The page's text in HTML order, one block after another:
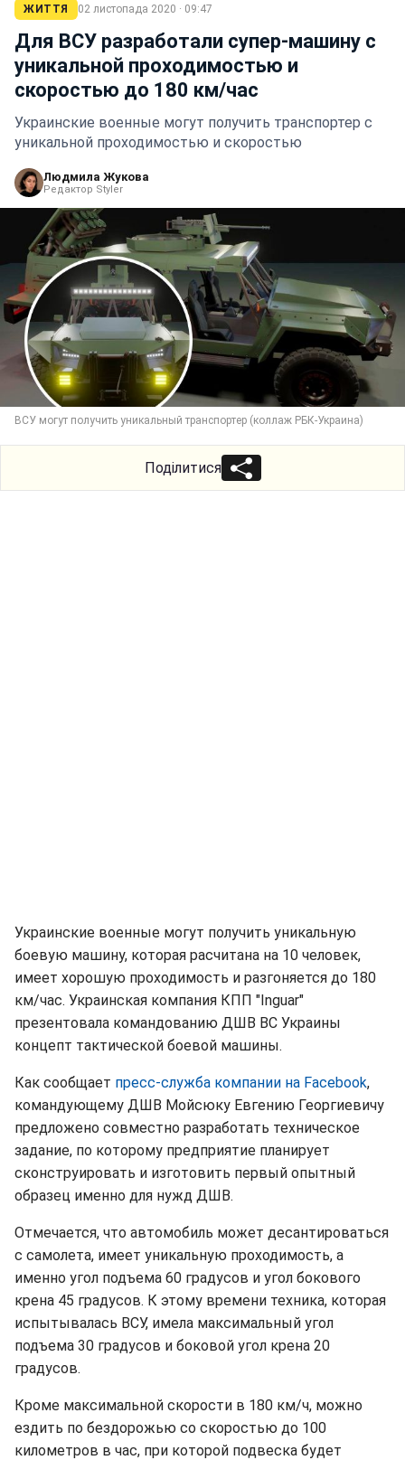
ЖИТТЯ 02 листопада 2020 · 09:47
Для ВСУ разработали супер-машину с
уникальной проходимостью и
скоростью до 180 км/час
Украинские военные могут получить транспортер с
уникальной проходимостью и скоростью
Людмила Жукова
Редактор Styler
ВСУ могут получить уникальный транспортер (коллаж РБК-Украина)
Поділитися
Украинские военные могут получить уникальную
боевую машину, которая расчитана на 10 человек,
имеет хорошую проходимость и разгоняется до 180
км/час. Украинская компания КПП "Inguar"
презентовала командованию ДШВ ВС Украины
концепт тактической боевой машины.
Как сообщает пресс-служба компании на Facebook,
командующему ДШВ Мойсюку Евгению Георгиевичу
предложено совместно разработать техническое
задание, по которому предприятие планирует
сконструировать и изготовить первый опытный
образец именно для нужд ДШВ.
Отмечается, что автомобиль может десантироваться
с самолета, имеет уникальную проходимость, а
именно угол подъема 60 градусов и угол бокового
крена 45 градусов. К этому времени техника, которая
испытывалась ВСУ, имела максимальный угол
подъема 30 градусов и боковой угол крена 20
градусов.
Кроме максимальной скорости в 180 км/ч, можно
ездить по бездорожью со скоростью до 100
километров в час, при которой подвеска будет